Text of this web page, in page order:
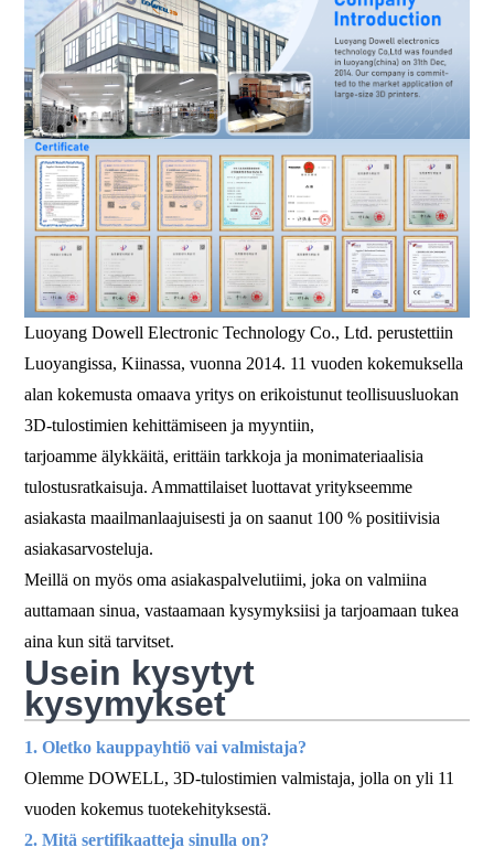
Luoyang Dowell Electronic Technology Co., Ltd. perustettiin
Luoyangissa, Kiinassa, vuonna 2014. 11 vuoden kokemuksella
alan kokemusta omaava yritys on erikoistunut teollisuusluokan
3D-tulostimien kehittämiseen ja myyntiin,
tarjoamme älykkäitä, erittäin tarkkoja ja monimateriaalisia
tulostusratkaisuja. Ammattilaiset luottavat yritykseemme
asiakasta maailmanlaajuisesti ja on saanut 100 % positiivisia
asiakasarvosteluja.
Meillä on myös oma asiakaspalvelutiimi, joka on valmiina
auttamaan sinua, vastaamaan kysymyksiisi ja tarjoamaan tukea
aina kun sitä tarvitset.
Usein kysytyt
kysymykset
1. Oletko kauppayhtiö vai valmistaja?
Olemme DOWELL, 3D-tulostimien valmistaja, jolla on yli 11
vuoden kokemus tuotekehityksestä.
2. Mitä sertifikaatteja sinulla on?